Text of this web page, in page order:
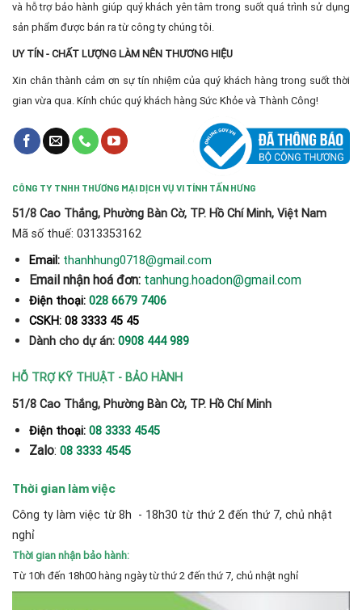
và hỗ trợ bảo hành giúp quý khách yên tâm trong suốt quá trình sử dụng
sản phẩm được bán ra từ công ty chúng tôi.
UY TÍN - CHẤT LƯỢNG LÀM NÊN THƯƠNG HIỆU
Xin chân thành cảm ơn sự tín nhiệm của quý khách hàng trong suốt thời
gian vừa qua. Kính chúc quý khách hàng Sức Khỏe và Thành Công!
CÔNG TY TNHH THƯƠNG MẠI DỊCH VỤ VI TÍNH TẤN HƯNG
51/8 Cao Thắng, Phường Bàn Cờ, TP. Hồ Chí Minh, Việt Nam
Mã số thuế: 0313353162
Email: thanhhung0718@gmail.com
Email nhận hoá đơn: tanhung.hoadon@gmail.com
Điện thoại: 028 6679 7406
CSKH: 08 3333 45 45
Dành cho dự án: 0908 444 989
HỖ TRỢ KỸ THUẬT - BẢO HÀNH
51/8 Cao Thắng, Phường Bàn Cờ, TP. Hồ Chí Minh
Điện thoại: 08 3333 4545
Zalo: 08 3333 4545
Thời gian làm việc
Công ty làm việc từ 8h - 18h30 từ thứ 2 đến thứ 7, chủ nhật
nghỉ
Thời gian nhận bảo hành:
Từ 10h đến 18h00 hàng ngày từ thứ 2 đến thứ 7, chủ nhật nghỉ